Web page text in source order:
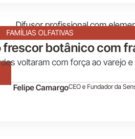
FAMÍLIAS OLFATIVAS
frescor botânico com
voltaram com força ao varejo
Felipe CamargoCEO e Fundador da